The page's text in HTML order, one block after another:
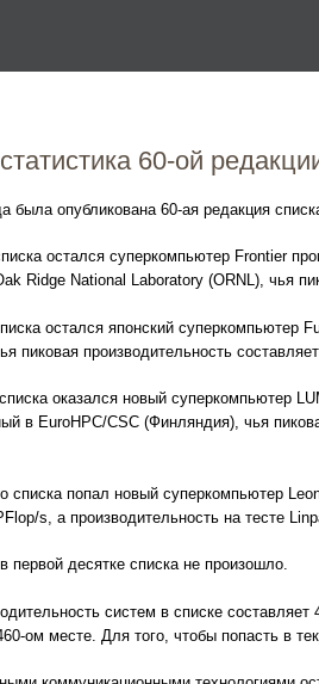
60-ой
была опубликована 60-ая редакция
остался суперкомпьютер Frontier
Ridge National Laboratory (ORNL), чья
остался японский суперкомпьютер
пиковая производительность
оказался новый суперкомпьютер
в EuroHPC/CSC (Финляндия), чья
списка попал новый суперкомпьютер
s, а производительность на тесте
первой десятке списка не произошло.
систем в списке
ом месте. Для того, чтобы попасть в